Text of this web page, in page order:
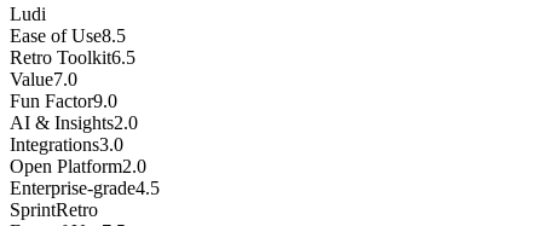
Ludi
Ease of Use8.5
Retro Toolkit6.5
Value7.0
Fun Factor9.0
AI & Insights2.0
Integrations3.0
Open Platform2.0
Enterprise-grade4.5
SprintRetro